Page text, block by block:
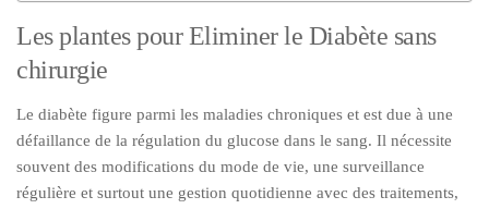
Les plantes pour Eliminer le Diabète sans
chirurgie
Le diabète figure parmi les maladies chroniques et est due à une
défaillance de la régulation du glucose dans le sang. Il nécessite
souvent des modifications du mode de vie, une surveillance
régulière et surtout une gestion quotidienne avec des traitements,